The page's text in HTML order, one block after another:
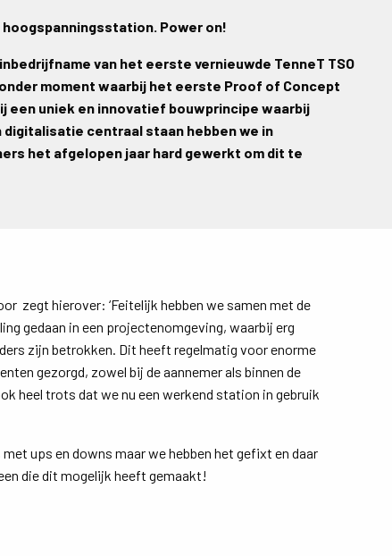
Power on!
van het eerste vernieuwde TenneT TSO
moment waarbij het eerste Proof of Concept
een uniek en innovatief bouwprincipe waarbij
centraal staan hebben we in
het afgelopen jaar hard gewerkt om dit te
zegt hierover: ‘Feitelijk hebben we samen met de
gedaan in een projectenomgeving, waarbij erg
zijn betrokken. Dit heeft regelmatig voor enorme
gezorgd, zowel bij de aannemer als binnen de
heel trots dat we nu een werkend station in gebruik
ups en downs maar we hebben het gefixt en daar
die dit mogelijk heeft gemaakt!